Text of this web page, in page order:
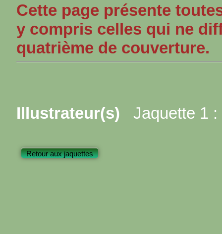
Cette page présente
y compris celles qui ne
quatrième de couverture.
Illustrateur(s) Jaquette 1 :
Retour aux jaquettes